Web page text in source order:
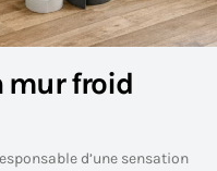
mur froid
d’une sensation